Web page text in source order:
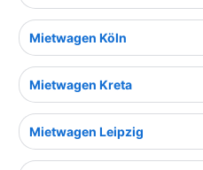
Mietwagen Köln
Mietwagen Kreta
Mietwagen Leipzig